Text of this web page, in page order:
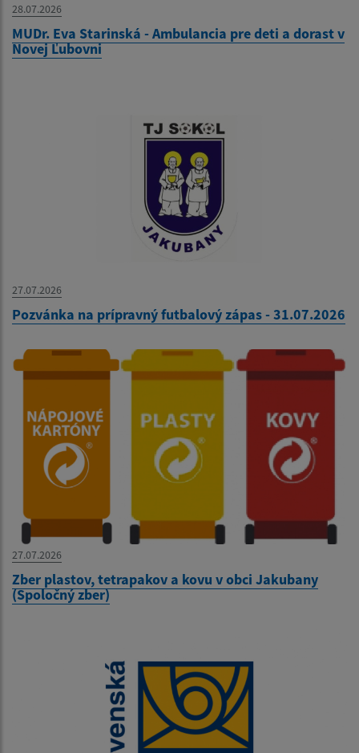
28.07.2026
MUDr. Eva Starinská - Ambulancia pre deti a dorast v
Novej Ľubovni
27.07.2026
Pozvánka na prípravný futbalový zápas - 31.07.2026
27.07.2026
Zber plastov, tetrapakov a kovu v obci Jakubany
(Spoločný zber)